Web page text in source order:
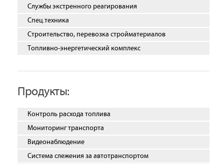
Службы экстренного реагирования
Спец.техника
Строительство, перевозка стройматериалов
Топливно-энергетический комплекс
Продукты:
Контроль расхода топлива
Мониторинг транспорта
Видеонаблюдение
Система слежения за автотранспортом